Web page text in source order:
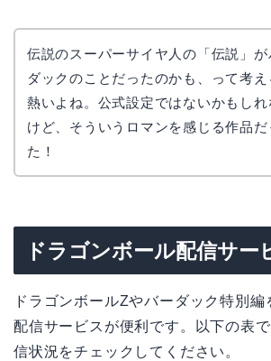
伝説のスーパーサイヤ人の「伝説」が
ダックのことだったのかも、って考え
熱いよね。公式設定ではないかもしれ
けど、そういうロマンを感じる作品だ
た！
ドラゴンボール配信サー
ドラゴンボールZやバーダック特別
配信サービスが便利です。以下の表
信状況をチェックしてください。